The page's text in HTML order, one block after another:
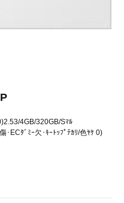
4GB/320GB/Sﾏﾙ
･ECﾀﾞﾐｰ欠･ｷｰﾄｯﾌﾟﾃｶﾘ/色ﾔｹ 0)